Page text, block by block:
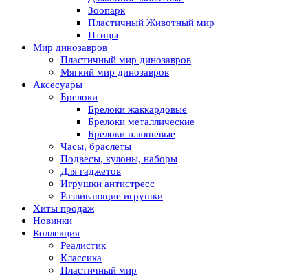
Зоопарк
Пластичный Животный мир
Птицы
Мир динозавров
Пластичный мир динозавров
Мягкий мир динозавров
Аксесуары
Брелоки
Брелоки жаккардовые
Брелоки металлические
Брелоки плюшевые
Часы, браслеты
Подвесы, кулоны, наборы
Для гаджетов
Игрушки антистресс
Развивающие игрушки
Хиты продаж
Новинки
Коллекция
Реалистик
Классика
Пластичный мир